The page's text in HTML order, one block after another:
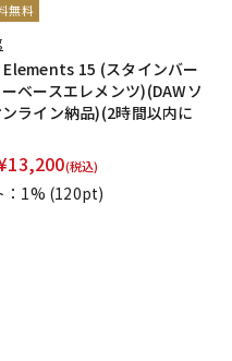
無料
15 (スタインバー
ベースエレメンツ)(DAWソ
ライン納品)(2時間以内に
13,200(税込)
：1% (120pt)